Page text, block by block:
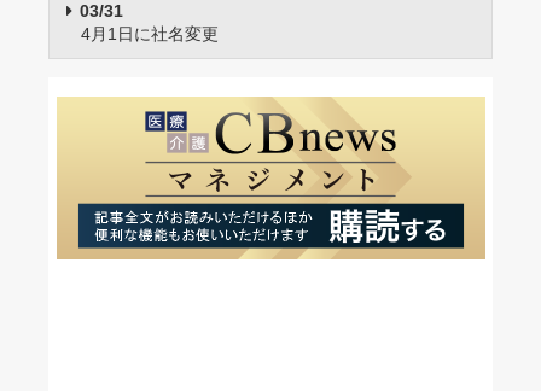
03/31
4月1日に社名変更